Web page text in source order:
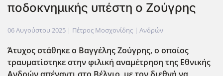
ποδοκνημικής υπέστη ο Ζούγρης
06 Αυγούστου 2025 | Πέτρος Μοσχονίδης | Ανδρών
Άτυχος στάθηκε ο Βαγγέλης Ζούγρης, ο οποίος
τραυματίστηκε στην φιλική αναμέτρηση της Εθνικής